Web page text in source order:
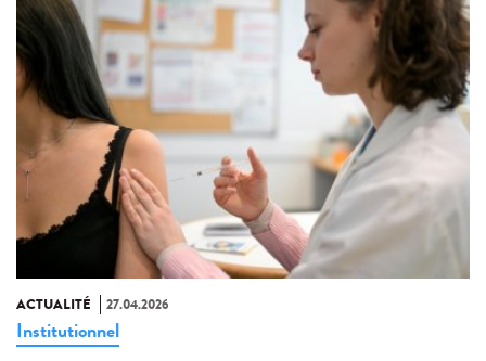
ACTUALITÉ 27.04.2026
Institutionnel